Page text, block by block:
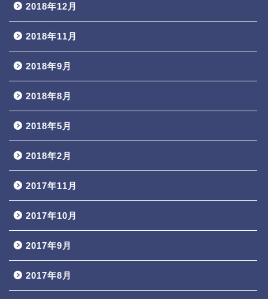
2018年12月
2018年11月
2018年9月
2018年8月
2018年5月
2018年2月
2017年11月
2017年10月
2017年9月
2017年8月